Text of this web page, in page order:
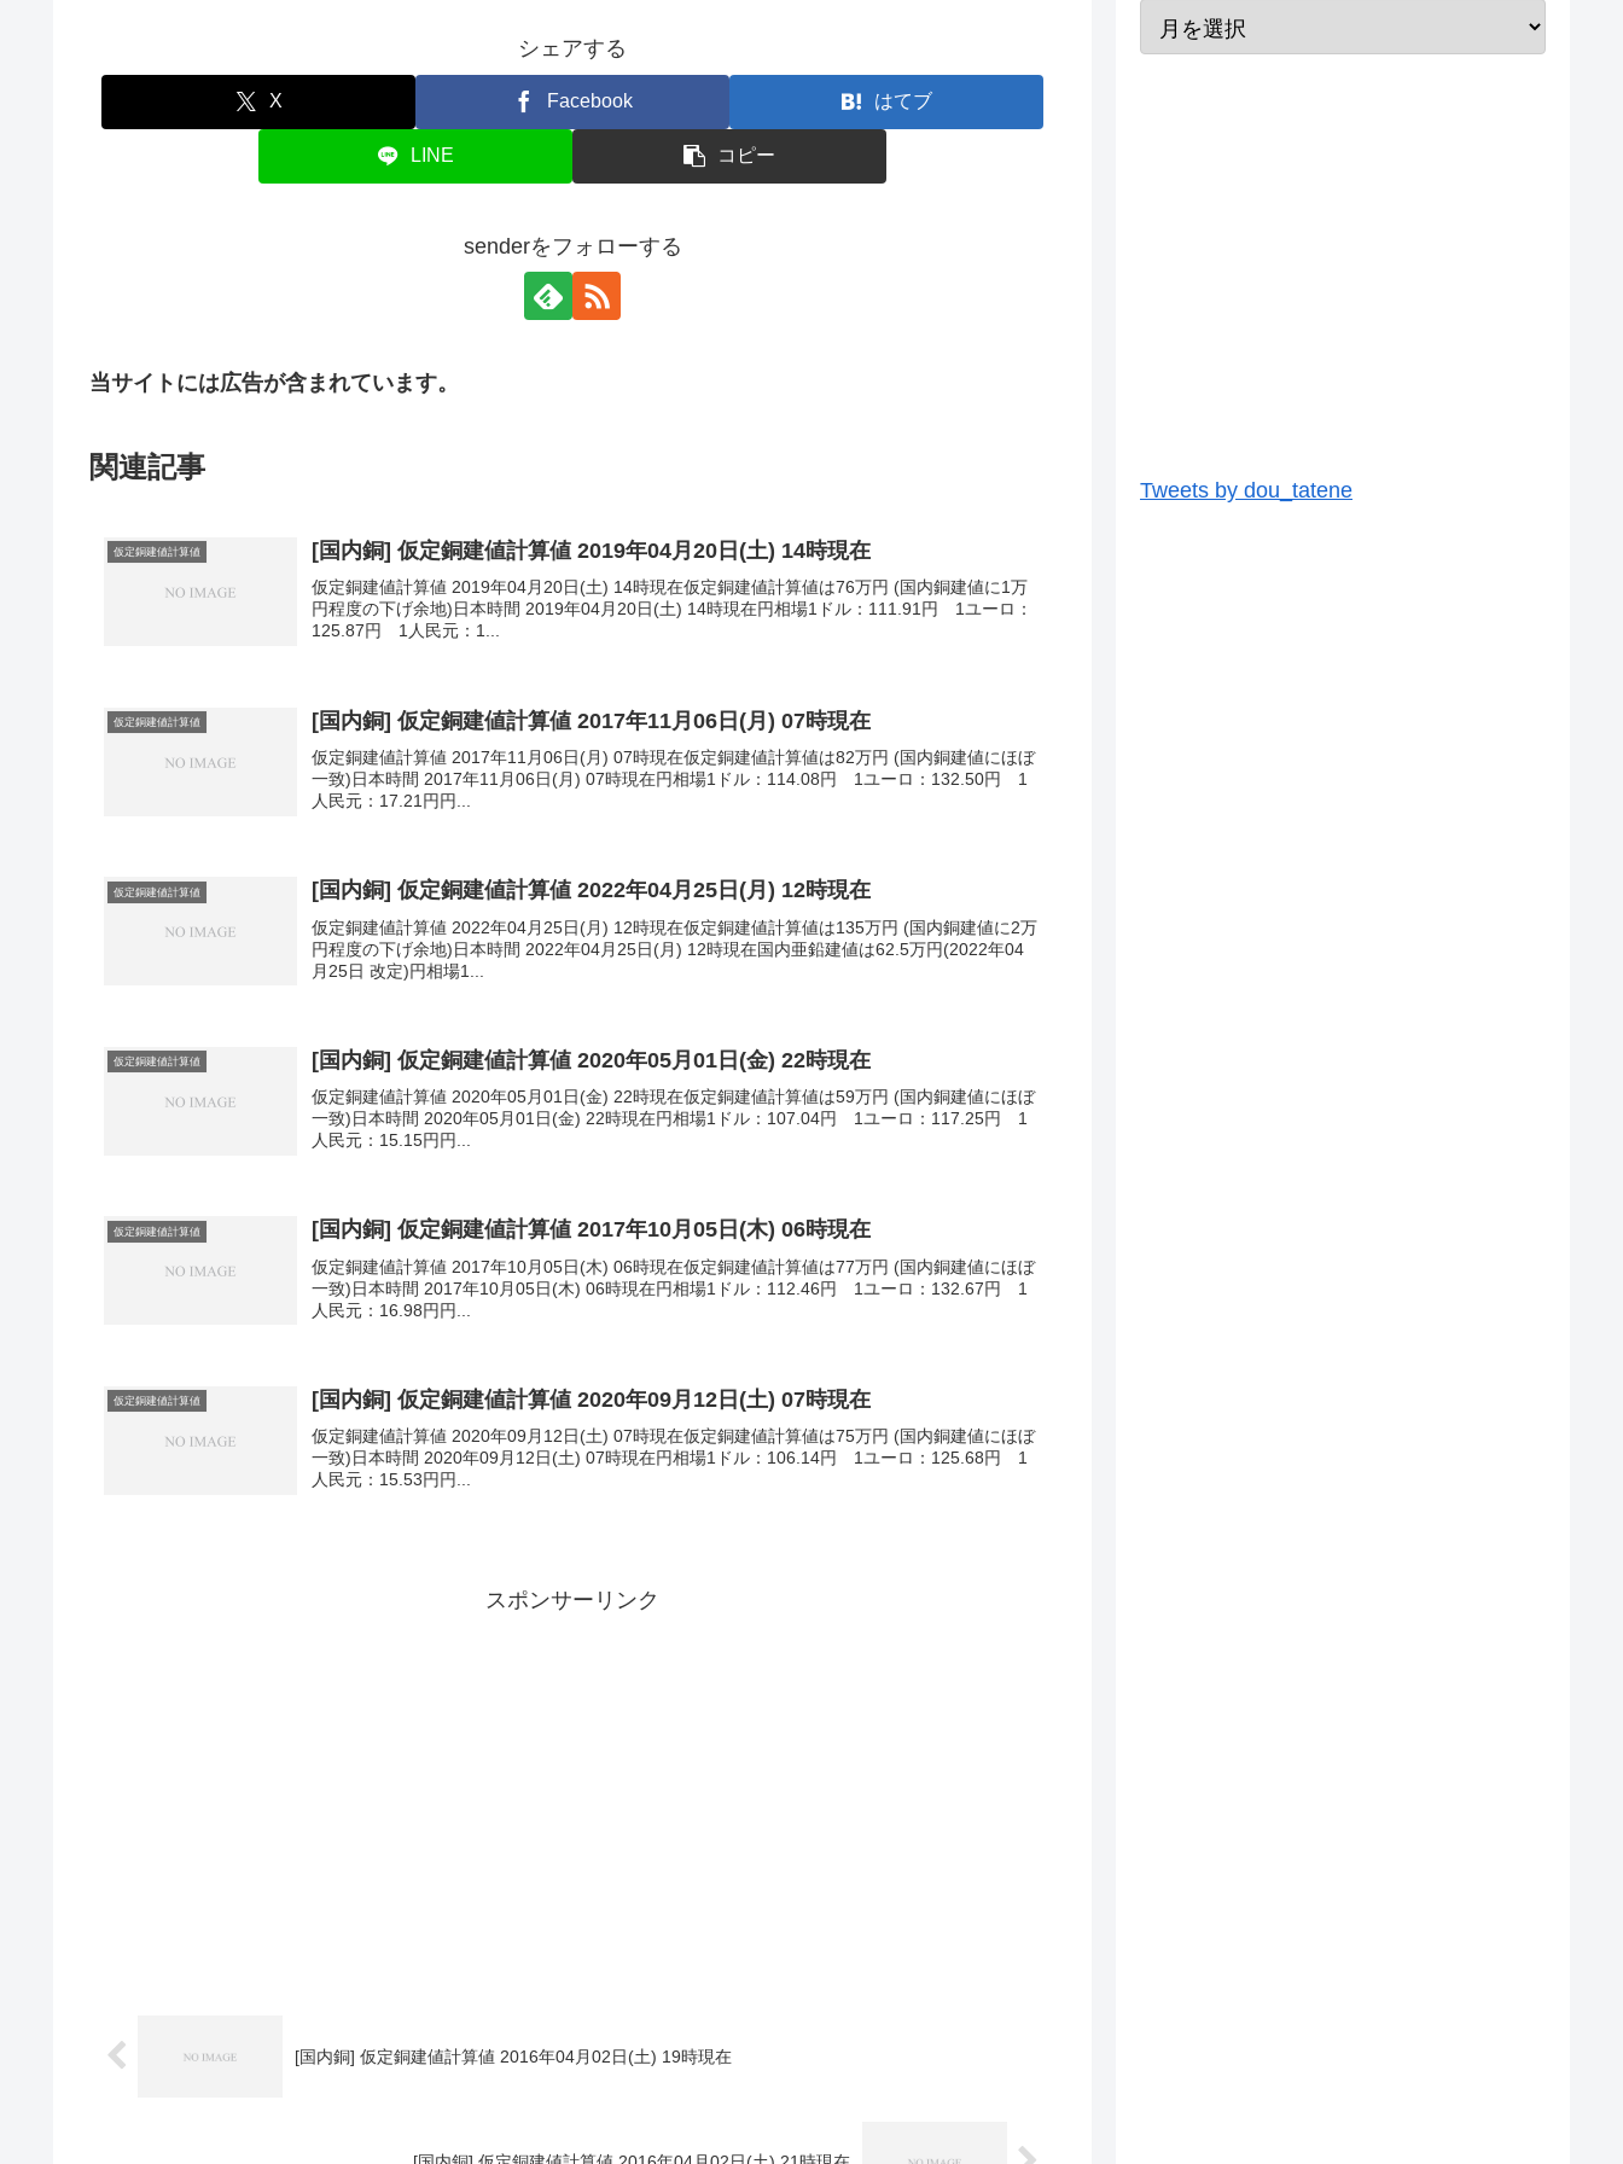
シェアする
X Facebook はてブ
LINE コピー
senderをフォローする
当サイトには広告が含まれています。
関連記事
仮定銅建値計算値 [国内銅] 仮定銅建値計算値 2019年04月20日(土) 14時現在
仮定銅建値計算値 2019年04月20日(土) 14時現在仮定銅建値計算値は76万円 (国内銅建値に1万
円程度の下げ余地)日本時間 2019年04月20日(土) 14時現在円相場1ドル：111.91円 1ユーロ：
125.87円 1人民元：1...
仮定銅建値計算値 [国内銅] 仮定銅建値計算値 2017年11月06日(月) 07時現在
仮定銅建値計算値 2017年11月06日(月) 07時現在仮定銅建値計算値は82万円 (国内銅建値にほぼ
一致)日本時間 2017年11月06日(月) 07時現在円相場1ドル：114.08円 1ユーロ：132.50円 1
人民元：17.21円円...
仮定銅建値計算値 [国内銅] 仮定銅建値計算値 2022年04月25日(月) 12時現在
仮定銅建値計算値 2022年04月25日(月) 12時現在仮定銅建値計算値は135万円 (国内銅建値に2万
円程度の下げ余地)日本時間 2022年04月25日(月) 12時現在国内亜鉛建値は62.5万円(2022年04
月25日 改定)円相場1...
仮定銅建値計算値 [国内銅] 仮定銅建値計算値 2020年05月01日(金) 22時現在
仮定銅建値計算値 2020年05月01日(金) 22時現在仮定銅建値計算値は59万円 (国内銅建値にほぼ
一致)日本時間 2020年05月01日(金) 22時現在円相場1ドル：107.04円 1ユーロ：117.25円 1
人民元：15.15円円...
仮定銅建値計算値 [国内銅] 仮定銅建値計算値 2017年10月05日(木) 06時現在
仮定銅建値計算値 2017年10月05日(木) 06時現在仮定銅建値計算値は77万円 (国内銅建値にほぼ
一致)日本時間 2017年10月05日(木) 06時現在円相場1ドル：112.46円 1ユーロ：132.67円 1
人民元：16.98円円...
仮定銅建値計算値 [国内銅] 仮定銅建値計算値 2020年09月12日(土) 07時現在
仮定銅建値計算値 2020年09月12日(土) 07時現在仮定銅建値計算値は75万円 (国内銅建値にほぼ
一致)日本時間 2020年09月12日(土) 07時現在円相場1ドル：106.14円 1ユーロ：125.68円 1
人民元：15.53円円...
スポンサーリンク
[国内銅] 仮定銅建値計算値 2016年04月02日(土) 19時現在
Tweets by dou_tatene